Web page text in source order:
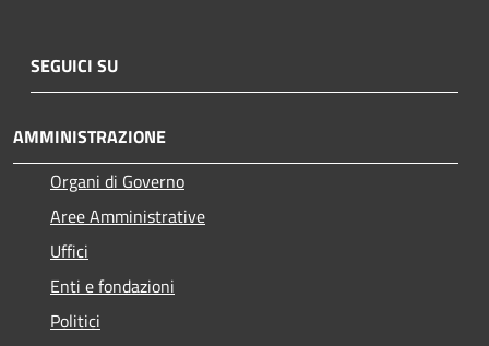
SEGUICI SU
AMMINISTRAZIONE
Organi di Governo
Aree Amministrative
Uffici
Enti e fondazioni
Politici